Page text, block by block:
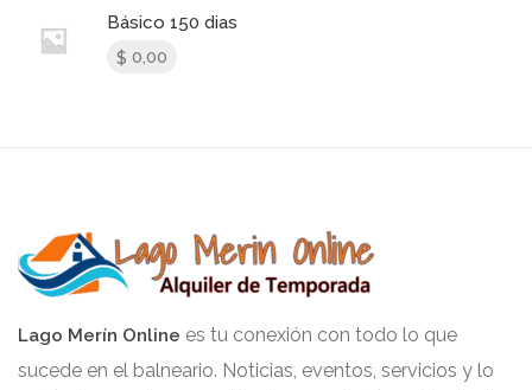
Básico 150 dias
$ 0,00
Lago Merín Online es tu conexión con todo lo que
sucede en el balneario. Noticias, eventos, servicios y lo